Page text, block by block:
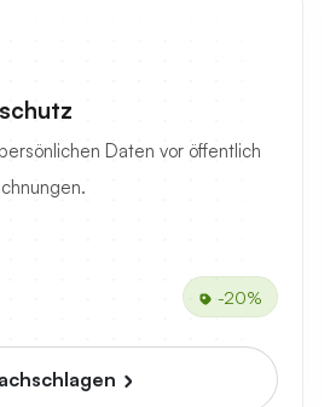
Daten vor öffentlich
-20%